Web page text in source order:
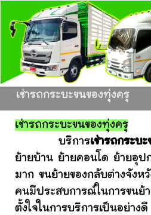
เช่ารถกระบะขนของทุ่งครุ
เช่ารถกระบะขนของทุ่งครุ
บริการเช่ารถกระบ
ย้ายบ้าน ย้ายคอนโด ย้ายอุ
มาก ขนย้ายของกลับต่างจัง
คนมีประสบการณ์ในการขนย้
ตั้งใจในการบริการเป็นอย่าง